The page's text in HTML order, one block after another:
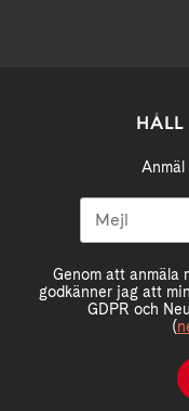
HÅLL
Genom att anmäla
godkänner jag att
GDPR och
(